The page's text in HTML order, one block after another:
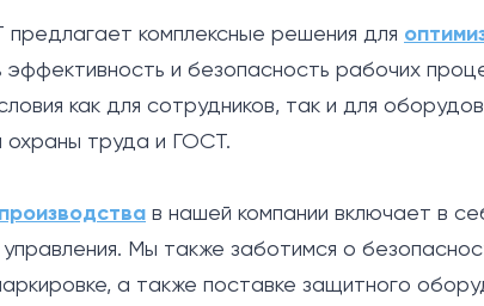
предлагает комплексные решения для
и безопасность рабочих
как для сотрудников, так и для
труда и ГОСТ.
в нашей компании включает в
Мы также заботимся о
а также поставке защитного